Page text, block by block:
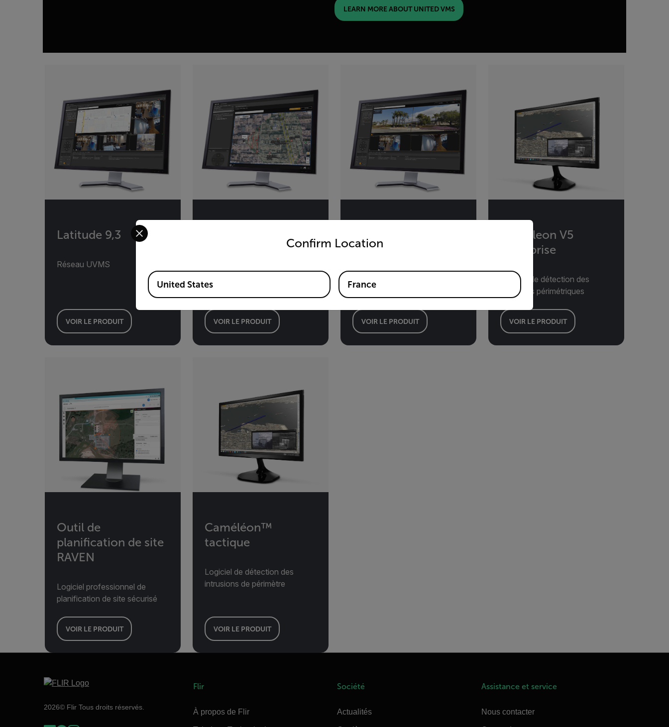
LEARN MORE ABOUT UNITED VMS
Latitude 9,3
Réseau UVMS
VOIR LE PRODUIT VOIR LE PRODUIT
entreprises
VOIR LE PRODUIT
Cameleon V5
Enterprise
Logiciel de détection des
intrusions périmétriques
VOIR LE PRODUIT
Outil de
planification de site
RAVEN
Logiciel professionnel de
planification de site sécurisé
VOIR LE PRODUIT
Caméléon™
tactique
Logiciel de détection des
intrusions de périmètre
VOIR LE PRODUIT
2026© Flir Tous droits réservés.
Flir
À propos de Flir
Société
Actualités
Assistance et service
Nous contacter
Confirm Location
Select your preferred country and language from the options below to access the appropriate version of our website.
Available Locations
United States France